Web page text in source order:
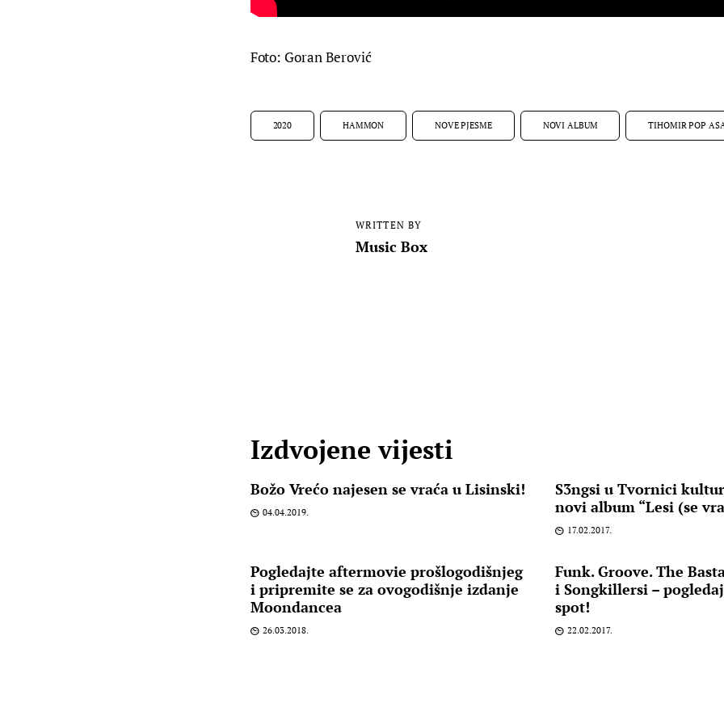
Foto: Goran Berović
2020 HAMMON NOVE PJESME NOVI ALBUM TIHOMIR POP
WRITTEN BY
Music Box
Izdvojene vijesti
Božo Vrećo najesen se vraća u Lisinski!
04.04.2019.
S3ngsi u Tvornici
novi album “Lesi (se
17.02.2017.
Pogledajte aftermovie prošlogodišnjeg
i pripremite se za ovogodišnje izdanje
Moondancea
26.03.2018.
Funk. Groove. The
i Songkillersi –
spot!
22.02.2017.